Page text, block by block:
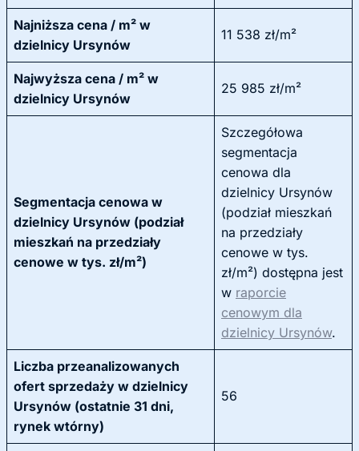
Najniższa cena / m² w
dzielnicy Ursynów
11 538 zł/m²
Najwyższa cena / m² w
dzielnicy Ursynów
25 985 zł/m²
Segmentacja cenowa w
dzielnicy Ursynów (podział
mieszkań na przedziały
cenowe w tys. zł/m²)
Szczegółowa
segmentacja
cenowa dla
dzielnicy Ursynów
(podział mieszkań
na przedziały
cenowe w tys.
zł/m²) dostępna jest
w raporcie
cenowym dla
dzielnicy Ursynów.
Liczba przeanalizowanych
ofert sprzedaży w dzielnicy
Ursynów (ostatnie 31 dni,
rynek wtórny)
56